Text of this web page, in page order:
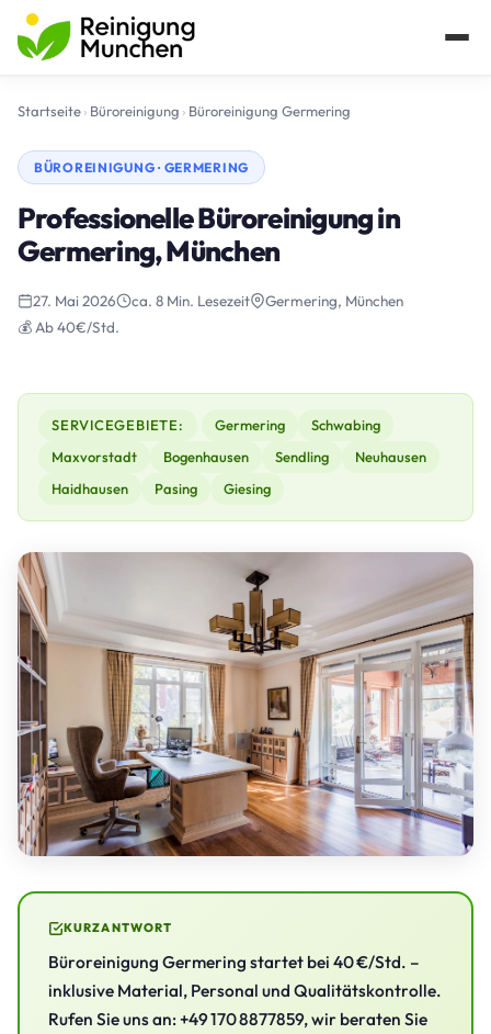
Startseite› Büroreinigung › Büroreinigung Germering
BÜROREINIGUNG · GERMERING
Professionelle Büroreinigung in
Germering, München
27. Mai 2026 ca. 8 Min. Lesezeit
Germering, München
💰 Ab 40€/Std.
SERVICEGEBIETE: Germering
Schwabing
Maxvorstadt
Bogenhausen Sendling
Neuhausen
Haidhausen
Pasing Giesing
KURZANTWORT
Büroreinigung Germering startet bei 40 €/Std. –
inklusive Material, Personal und Qualitätskontrolle.
Rufen Sie uns an: +49 170 8877859, wir beraten Sie